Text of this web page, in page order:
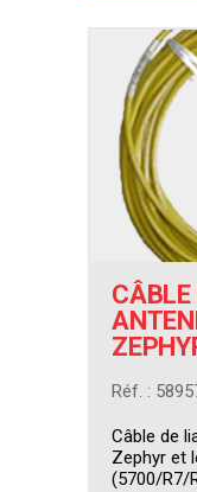
Réf. :
Câble de
Zephyr et
(5700/R7/